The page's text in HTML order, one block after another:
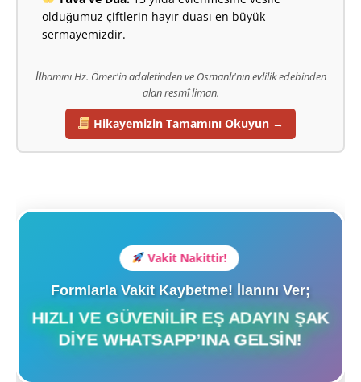
olduğumuz çiftlerin hayır duası en büyük
sermayemizdir.
İlhamını Hz. Ömer'in adaletinden ve Osmanlı'nın evlilik edebinden
alan resmî liman.
Hikayemizin Tamamını Okuyun →
Vakit Nakittir!
Formlarla Vakit Kaybetme! İlanını Ver;
HIZLI VE GÜVENILIR EŞ ADAYIN ŞAK
DIYE WHATSAPP’INA GELSIN!